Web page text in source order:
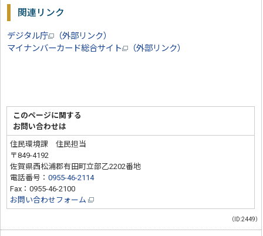
関連リンク
デジタル庁
（外部リンク）
マイナンバーカード総合サイト
（外部リンク）
このページに関する
お問い合わせは
住民環境課 住民担当
〒849-4192
佐賀県西松浦郡有田町立部乙2202番地
電話番号：0955-46-2114
Fax：0955-46-2100
お問い合わせフォーム
（ID:2449）